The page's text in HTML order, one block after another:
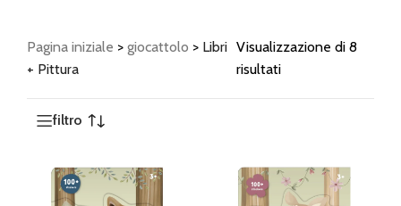
Pagina iniziale > giocattolo > Libri
+ Pittura
Visualizzazione di 8
risultati
filtro